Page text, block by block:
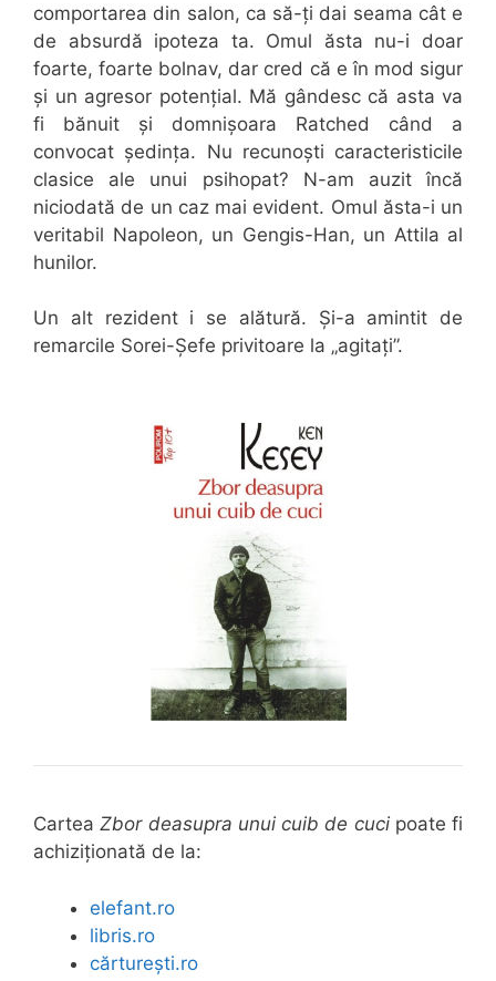
comportarea din salon, ca să-ți dai seama cât e
de absurdă ipoteza ta. Omul ăsta nu-i doar
foarte, foarte bolnav, dar cred că e în mod sigur
și un agresor potențial. Mă gândesc că asta va
fi bănuit și domnișoara Ratched când a
convocat ședința. Nu recunoști caracteristicile
clasice ale unui psihopat? N-am auzit încă
niciodată de un caz mai evident. Omul ăsta-i un
veritabil Napoleon, un Gengis-Han, un Attila al
hunilor.
Un alt rezident i se alătură. Și-a amintit de
remarcile Sorei-Șefe privitoare la „agitați”.
CarteaZbor deasupra unui cuib de cucipoate fi
achiziționată de la:
elefant.ro
libris.ro
cărturești.ro